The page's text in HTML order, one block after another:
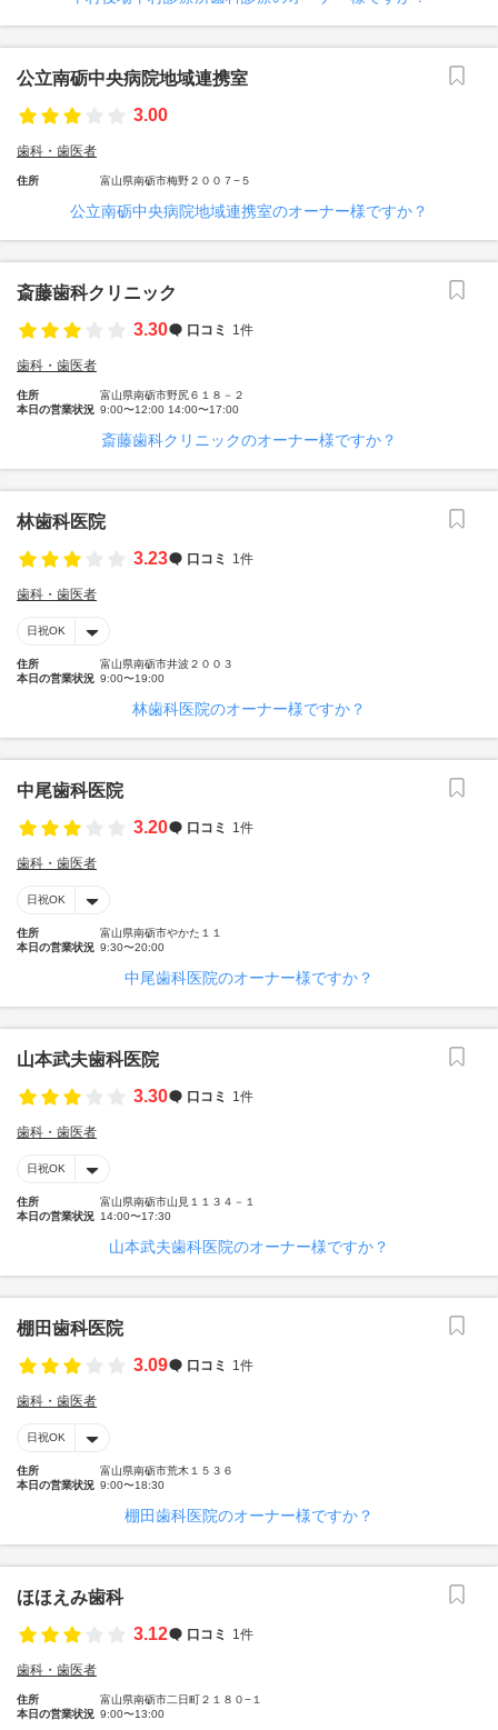
公立南砺中央病院地域連携室
3.00
歯科・歯医者
住所 富山県南砺市梅野２００７−５
公立南砺中央病院地域連携室のオーナー様ですか？
斎藤歯科クリニック
3.30
口コミ 1件
歯科・歯医者
住所
富山県南砺市野尻６１８－２
本日の営業状況 9:00〜12:00 14:00〜17:00
斎藤歯科クリニックのオーナー様ですか？
林歯科医院
3.23
口コミ 1件
歯科・歯医者
日祝OK
住所
富山県南砺市井波２００３
本日の営業状況 9:00〜19:00
林歯科医院のオーナー様ですか？
中尾歯科医院
3.20
口コミ 1件
歯科・歯医者
日祝OK
住所
富山県南砺市やかた１１
本日の営業状況 9:30〜20:00
中尾歯科医院のオーナー様ですか？
山本武夫歯科医院
3.30
口コミ 1件
歯科・歯医者
日祝OK
住所
富山県南砺市山見１１３４－１
本日の営業状況 14:00〜17:30
山本武夫歯科医院のオーナー様ですか？
棚田歯科医院
3.09
口コミ 1件
歯科・歯医者
日祝OK
住所
富山県南砺市荒木１５３６
本日の営業状況 9:00〜18:30
棚田歯科医院のオーナー様ですか？
ほほえみ歯科
3.12
口コミ 1件
歯科・歯医者
住所
富山県南砺市二日町２１８０−１
本日の営業状況 9:00〜13:00